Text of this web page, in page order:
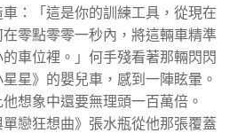
：「這是你的訓練工具，從現在
零點零零一秒內，將這輛車精準
車位裡。」何手殘看著那輛閃閃
星》的嬰兒車，感到一陣眩暈。
想象中還要無理頭一百萬倍。
單戀狂想曲》張水瓶從他那張覆蓋